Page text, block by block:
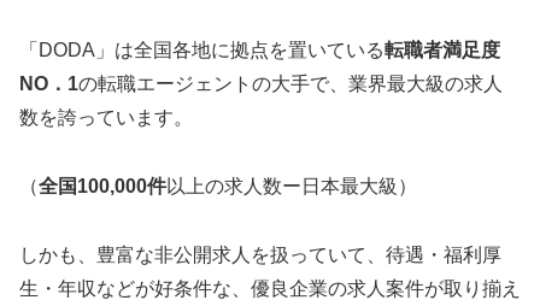
「DODA」は全国各地に拠点を置いている転職者満足度
NO．1の転職エージェントの大手で、業界最大級の求人
数を誇っています。
（全国100,000件以上の求人数ー日本最大級）
しかも、豊富な非公開求人を扱っていて、待遇・福利厚
生・年収などが好条件な、優良企業の求人案件が取り揃え